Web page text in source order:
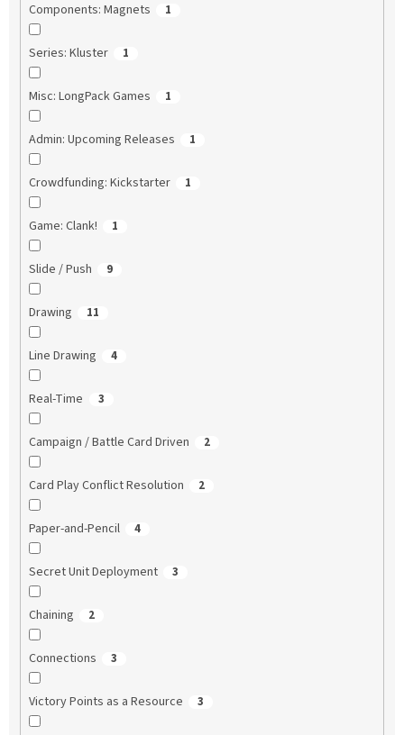
Components: Magnets 1
Series: Kluster 1
Misc: LongPack Games 1
Admin: Upcoming Releases 1
Crowdfunding: Kickstarter 1
Game: Clank! 1
Slide / Push 9
Drawing 11
Line Drawing 4
Real-Time 3
Campaign / Battle Card Driven 2
Card Play Conflict Resolution 2
Paper-and-Pencil 4
Secret Unit Deployment 3
Chaining 2
Connections 3
Victory Points as a Resource 3